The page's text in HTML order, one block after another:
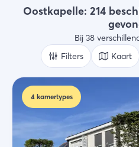
Alle types
Wie
2 gasten
Oostkapelle: 214
Bij 38
Filters
Kaart
4 kamertypes